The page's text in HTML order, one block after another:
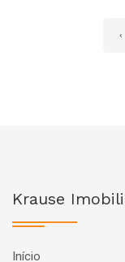
‹
Krause
Início